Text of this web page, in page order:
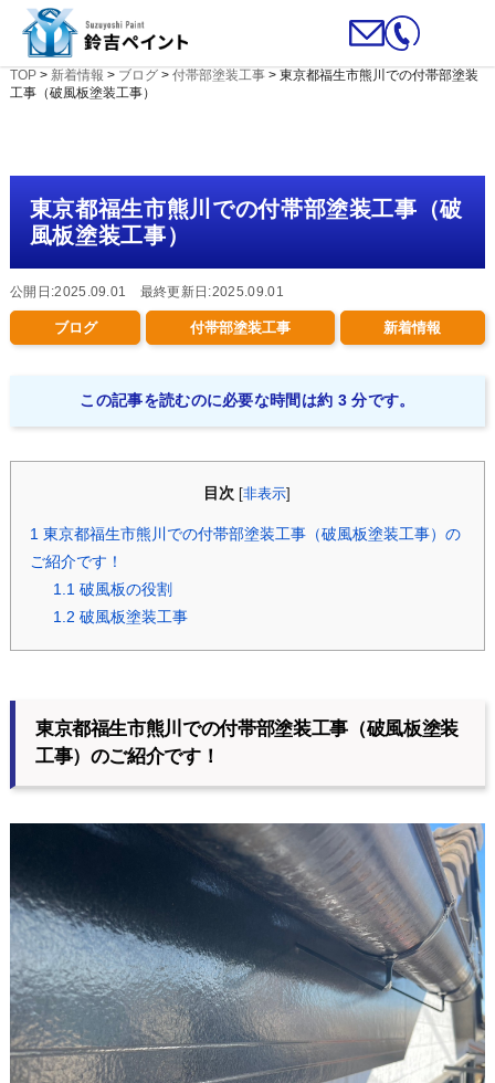
TOP> 新着情報 > ブログ> 付帯部塗装工事> 東京都福生市熊川での付帯部塗装
工事（破風板塗装工事）
東京都福生市熊川での付帯部塗装工事（破
風板塗装工事）
公開日:2025.09.01 最終更新日:2025.09.01
ブログ 付帯部塗装工事 新着情報
この記事を読むのに必要な時間は約 3 分です。
目次 [非表示
1 東京都福生市熊川での付帯部塗装工事（破風板塗装工事）の
ご紹介です！
1.1 破風板の役割
1.2 破風板塗装工事
東京都福生市熊川での付帯部塗装工事（破風板塗装
工事）のご紹介です！